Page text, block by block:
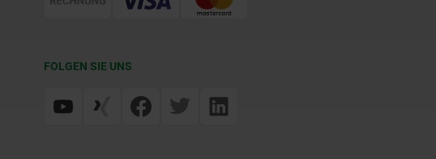
FOLGEN SIE UNS